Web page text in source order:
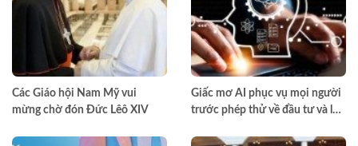
Các Giáo hội Nam Mỹ vui
mừng chờ đón Đức Lêô XIV
Giấc mơ AI phục vụ mọi người
trước phép thử về đầu tư và lợi